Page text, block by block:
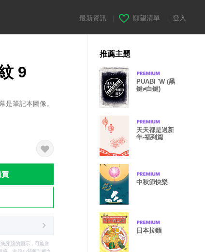
最新資訊 願望清單 登入
9
是筆記本圖像。
預設的圖示，可能會
推薦主題
PUABI 'W (黑
鍵≠白鍵)
天天都是過新
年-福到篇
中秋節快樂
日本拉麵